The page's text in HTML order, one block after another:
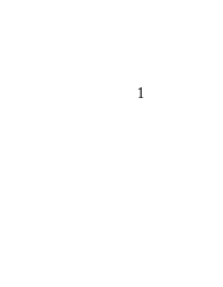
1